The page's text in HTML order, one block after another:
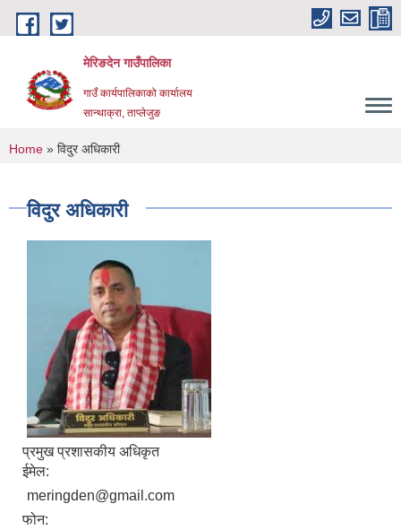
Skip to main content
मेरिङदेन गाउँपालिका
गाउँ कार्यपालिकाको कार्यालय
सान्थाक्रा, ताप्लेजुङ
You are here
Home » विदुर अधिकारी
विदुर अधिकारी
प्रमुख प्रशासकीय अधिकृत
ईमेल:
meringden@gmail.com
फोन: